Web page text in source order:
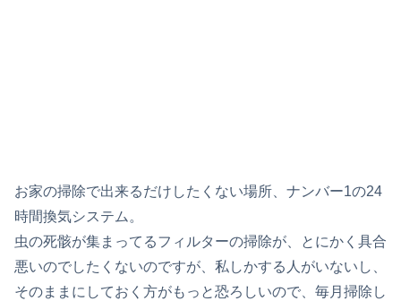
お家の掃除で出来るだけしたくない場所、ナンバー1の24
時間換気システム。
虫の死骸が集まってるフィルターの掃除が、とにかく具合
悪いのでしたくないのですが、私しかする人がいないし、
そのままにしておく方がもっと恐ろしいので、毎月掃除し